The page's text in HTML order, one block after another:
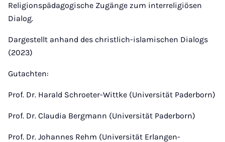
Religionspädagogische Zugänge zum interreligiösen
Dialog.
Dargestellt anhand des christlich-islamischen Dialogs
(2023)
Gutachten:
Prof. Dr. Harald Schroeter-Wittke (Universität Paderborn)
Prof. Dr. Claudia Bergmann (Universität Paderborn)
Prof. Dr. Johannes Rehm (Universität Erlangen-